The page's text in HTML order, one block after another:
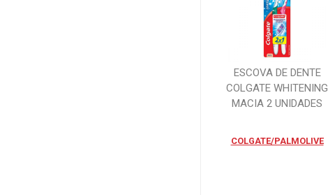
ESCOVA DE DENTE
COLGATE WHITENING
MACIA 2 UNIDADES
COLGATE/PALMOLIVE